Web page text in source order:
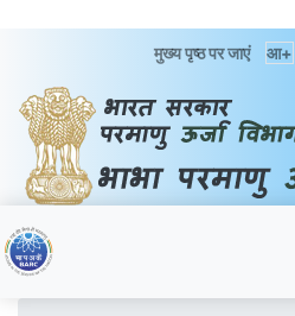
मुख्य पृष्ठ पर जाएं आ+